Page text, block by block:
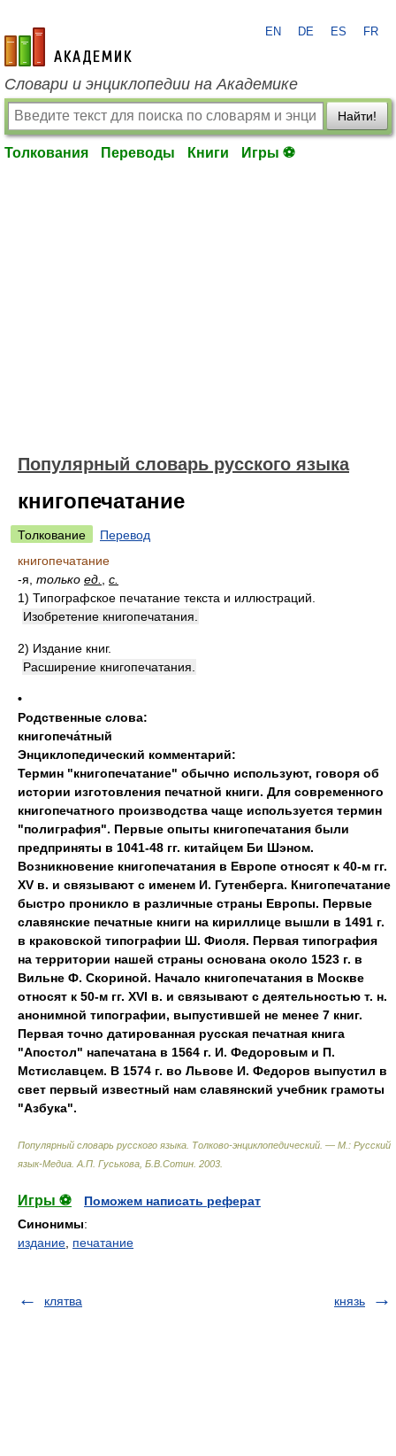
academic.ru
EN DE ES FR
Словари и энциклопедии на Академике
Найти!
Толкования Переводы Книги Игры ⚽
Популярный словарь русского языка
книгопечатание
Толкование
Перевод
книгопечатание
-я, только ед.
с.
1) Типографское печатание текста и иллюстраций.
Изобретение книгопечатания.
2) Издание книг.
Расширение книгопечатания.
•
Родственные слова:
книгопеча́тный
Энциклопедический комментарий:
Термин "книгопечатание" обычно используют, говоря об
истории изготовления печатной книги. Для современного
книгопечатного производства чаще используется термин
"полиграфия". Первые опыты книгопечатания были
предприняты в 1041-48 гг. китайцем Би Шэном.
Возникновение книгопечатания в Европе относят к 40-м гг.
XV в. и связывают с именем И. Гутенберга. Книгопечатание
быстро проникло в различные страны Европы. Первые
славянские печатные книги на кириллице вышли в 1491 г.
в краковской типографии Ш. Фиоля. Первая типография
на территории нашей страны основана около 1523 г. в
Вильне Ф. Скориной. Начало книгопечатания в Москве
относят к 50-м гг. XVI в. и связывают с деятельностью т. н.
анонимной типографии, выпустившей не менее 7 книг.
Первая точно датированная русская печатная книга
"Апостол" напечатана в 1564 г. И. Федоровым и П.
Мстиславцем. В 1574 г. во Львове И. Федоров выпустил в
свет первый известный нам славянский учебник грамоты
"Азбука".
Популярный словарь русского языка. Толково-энциклопедический. — М.: Русский
язык-Медиа А.П. Гуськова, Б.В.Сотин 2003
Игры ⚽
Поможем написать реферат
Синонимы:
издание печатание
клятва князь